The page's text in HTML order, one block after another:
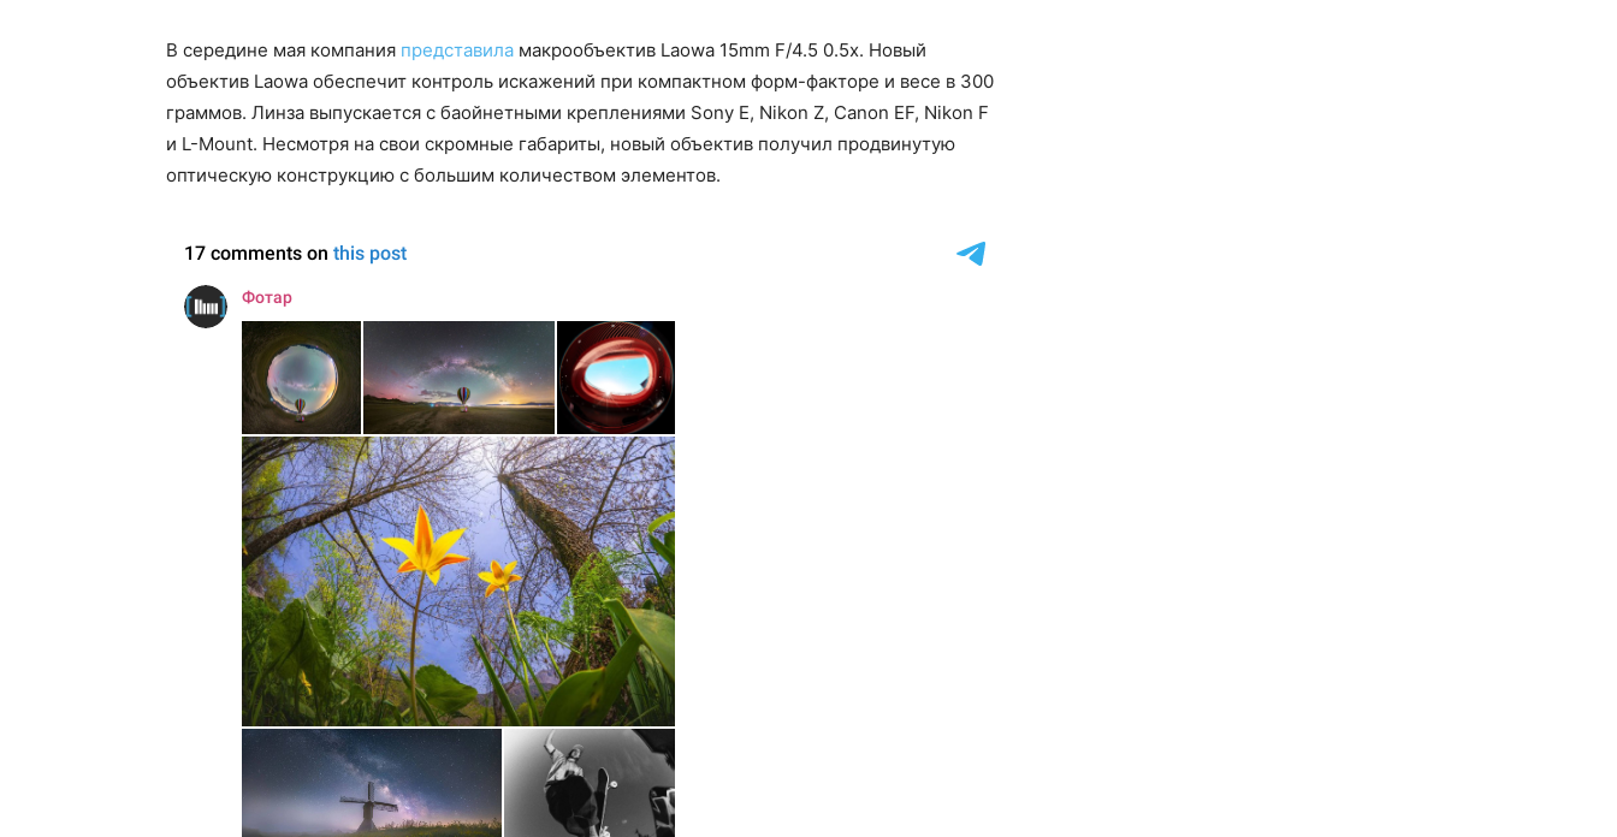
В середине мая компания представила макрообъектив Laowa 15mm F/4.5 0.5x. Новый
объектив Laowa обеспечит контроль искажений при компактном форм-факторе и весе в 300
граммов. Линза выпускается с баойнетными креплениями Sony E, Nikon Z, Canon EF, Nikon F
и L-Mount. Несмотря на свои скромные габариты, новый объектив получил продвинутую
оптическую конструкцию с большим количеством элементов.